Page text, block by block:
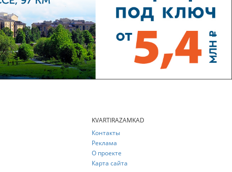
KVARTIRAZAMKAD
Контакты
Реклама
О проекте
Карта сайта